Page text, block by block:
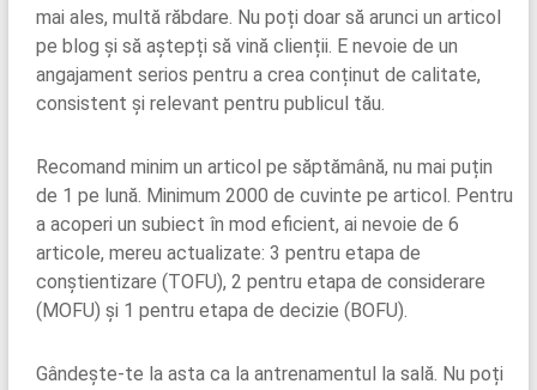
mai ales, multă răbdare. Nu poți doar să arunci un articol
pe blog și să aștepți să vină clienții. E nevoie de un
angajament serios pentru a crea conținut de calitate,
consistent și relevant pentru publicul tău.
Recomand minim un articol pe săptămână, nu mai puțin
de 1 pe lună. Minimum 2000 de cuvinte pe articol. Pentru
a acoperi un subiect în mod eficient, ai nevoie de 6
articole, mereu actualizate: 3 pentru etapa de
conștientizare (TOFU), 2 pentru etapa de considerare
(MOFU) și 1 pentru etapa de decizie (BOFU).
Gândește-te la asta ca la antrenamentul la sală. Nu poți